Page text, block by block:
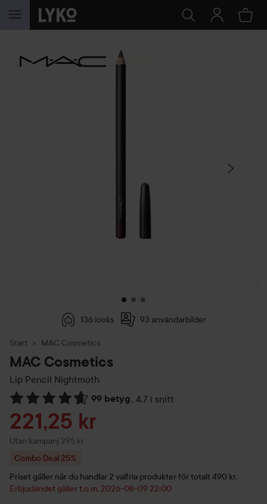
HOPPA TILL INNEHÅLLET
HOPPA ÖVER SEKTIONEN
136 looks 93 användarbilder
Start MAC Cosmetics
MAC Cosmetics
Lip Pencil Nightmoth
99 betyg , 4.7 i snitt
Hoppa till Betyg & kommentarer
Reapris
221,25 kr
Utan kampanj 295 kr
Combo Deal 25%
Priset gäller när du handlar 2 valfria produkter för totalt 490 kr.
Erbjudandet gäller t.o.m. 2026-08-09 22:00